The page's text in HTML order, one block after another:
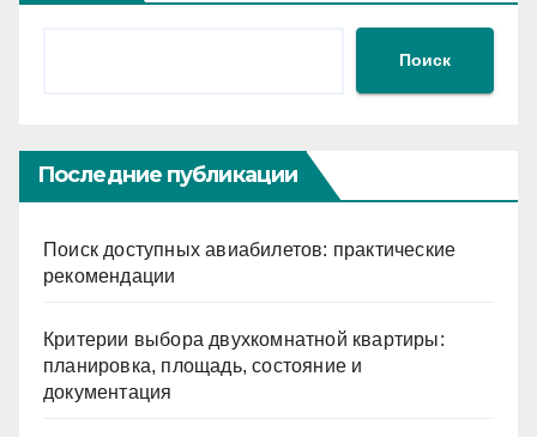
Поиск
Последние публикации
Поиск доступных авиабилетов: практические
рекомендации
Критерии выбора двухкомнатной квартиры:
планировка, площадь, состояние и
документация